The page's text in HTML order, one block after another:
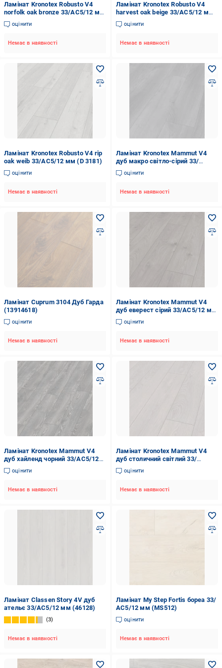
Ламінат Kronotex Robusto V4
norfolk oak bronze 33/АС5/12 мм
(D 80622)
оцінити
Немає в наявності
Ламінат Kronotex Robusto V4
harvest oak beige 33/АС5/12 мм
(D 81672)
оцінити
Немає в наявності
Ламінат Kronotex Robusto V4 rip
oak weib 33/АС5/12 мм (D 3181)
оцінити
Немає в наявності
Ламінат Kronotex Mammut V4
дуб макро світло-сірий 33/
АС5/12 мм (3670)
оцінити
Немає в наявності
Ламінат Cuprum 3104 Дуб Гарда
(13914618)
оцінити
Немає в наявності
Ламінат Kronotex Mammut V4
дуб еверест сірий 33/АС5/12 мм
(3178)
оцінити
Немає в наявності
Ламінат Kronotex Mammut V4
дуб хайленд чорний 33/АС5/12
мм (4798)
оцінити
Немає в наявності
Ламінат Kronotex Mammut V4
дуб столичний світлий 33/
АС5/12 мм
оцінити
Немає в наявності
Ламінат Classen Story 4V дуб
ательє 33/АС5/12 мм (46128)
3
Немає в наявності
Ламінат My Step Fortis бореа 33/
АС5/12 мм (MS512)
оцінити
Немає в наявності